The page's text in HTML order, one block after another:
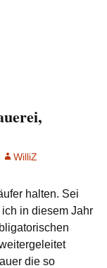
WilliZ
halten. Sei
in diesem Jahr
die so